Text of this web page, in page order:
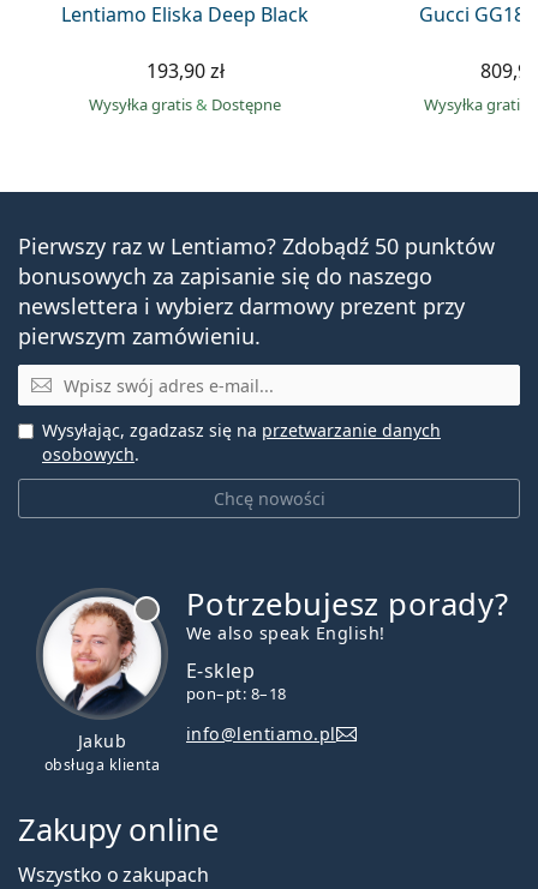
Lentiamo Eliska Deep Black
193,90 zł
Wysyłka gratis& Dostępne
Gucci
Wysyłka gratis
Pierwszy raz w Lentiamo? Zdobądź 50 punktów
bonusowych za zapisanie się do naszego
newslettera i wybierz darmowy prezent przy
pierwszym zamówieniu.
E-mail
Chcę nowości
Wysyłając, zgadzasz się na przetwarzanie danych
osobowych.
Jakub
obsługa klienta
Potrzebujesz porady?
We also speak English!
E-sklep
pon–pt: 8–18
info@lentiamo.pl
Zakupy online
Wszystko o zakupach